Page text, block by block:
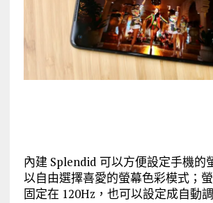
內建 Splendid 可以方便設定手機的
以自由選擇喜愛的螢幕色彩模式；
固定在 120Hz，也可以設定成自動